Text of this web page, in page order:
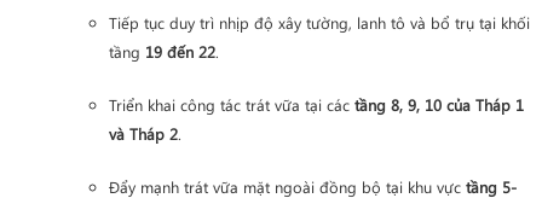
Tiếp tục duy trì nhịp độ xây tường, lanh tô và bổ trụ tại khối
tầng 19 đến 22.
Triển khai công tác trát vữa tại các tầng 8, 9, 10 của Tháp 1
và Tháp 2.
Đẩy mạnh trát vữa mặt ngoài đồng bộ tại khu vực tầng 5-